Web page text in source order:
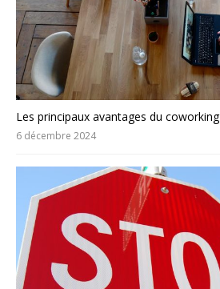
Les principaux avantages du coworking
6 décembre 2024